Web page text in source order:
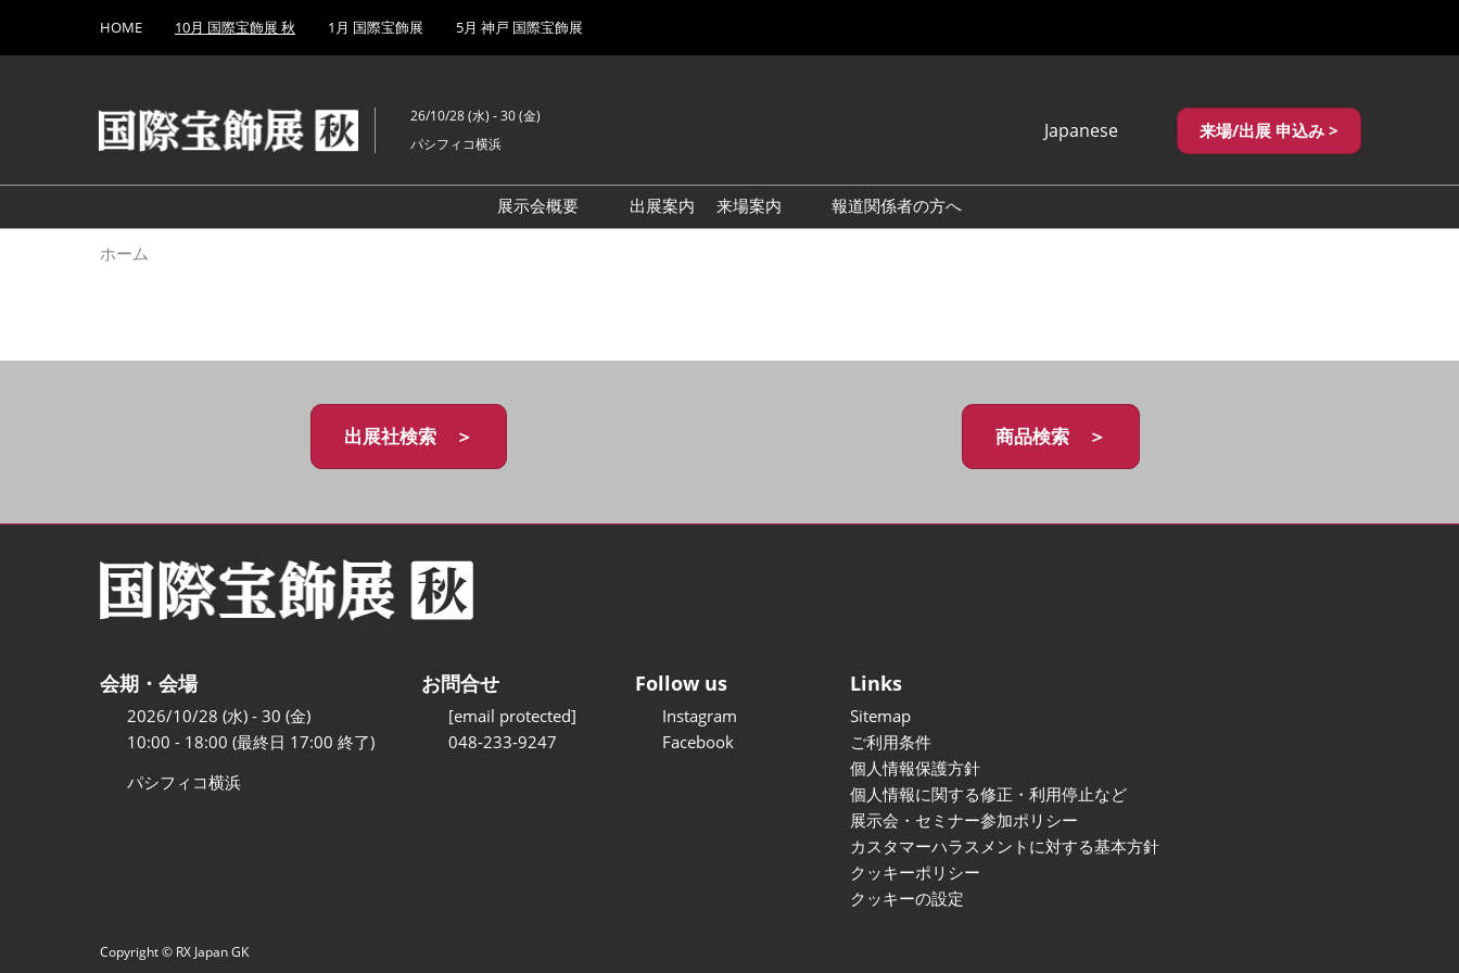
キ
し
て
to
HOME 10月 国際宝飾展 秋 1月 国際宝飾展 5月 神戸 国際宝飾展
26/10/28 (水) - 30 (金)
パシフィコ横浜
Japanese
繁體中文
来場/出展 申込み >
展示会概要
出展案内
来場案内
報道関係者の方へ
ホーム
出展社検索 ＞ 商品検索 ＞
会期・会場
2026/10/28 (水) - 30 (金)
10:00 - 18:00 (最終日 17:00 終了)
パシフィコ横浜
お問合せ
[email protected]
048-233-9247
Follow us
Instagram
Facebook
Links
Sitemap
ご利用条件
個人情報保護方針
個人情報に関する修正・利用停止など
展示会・セミナー参加ポリシー
カスタマーハラスメントに対する基本方針
クッキーポリシー
クッキーの設定
Copyright © RX Japan GK